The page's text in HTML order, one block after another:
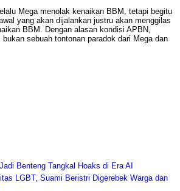
Mega menolak kenaikan BBM, tetapi begitu
yang akan dijalankan justru akan menggilas
BBM. Dengan alasan kondisi APBN,
sebuah tontonan paradok dari Mega dan
Benteng Tangkal Hoaks di Era AI
LGBT, Suami Beristri Digerebek Warga dan